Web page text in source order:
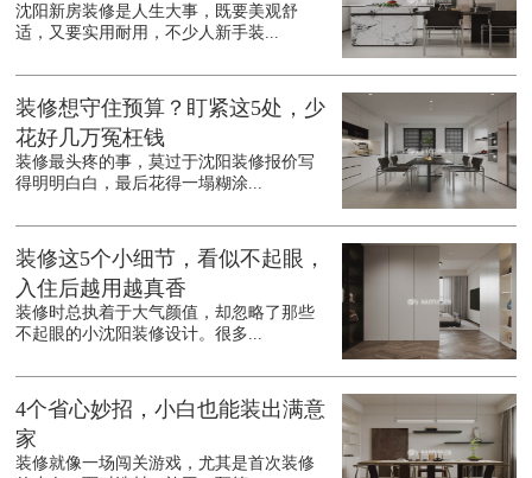
沈阳新房装修是人生大事，既要美观舒
适，又要实用耐用，不少人新手装...
装修想守住预算？盯紧这5处，少
花好几万冤枉钱
装修最头疼的事，莫过于沈阳装修报价写
得明明白白，最后花得一塌糊涂...
装修这5个小细节，看似不起眼，
入住后越用越真香
装修时总执着于大气颜值，却忽略了那些
不起眼的小沈阳装修设计。很多...
4个省心妙招，小白也能装出满意
家
装修就像一场闯关游戏，尤其是首次装修